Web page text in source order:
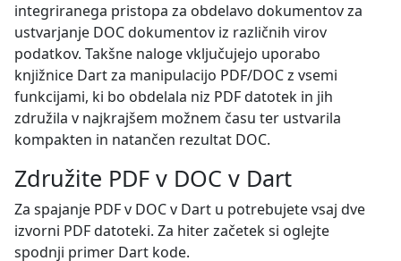
integriranega pristopa za obdelavo dokumentov za
ustvarjanje DOC dokumentov iz različnih virov
podatkov. Takšne naloge vključujejo uporabo
knjižnice Dart za manipulacijo PDF/DOC z vsemi
funkcijami, ki bo obdelala niz PDF datotek in jih
združila v najkrajšem možnem času ter ustvarila
kompakten in natančen rezultat DOC.
Združite PDF v DOC v Dart
Za spajanje PDF v DOC v Dart u potrebujete vsaj dve
izvorni PDF datoteki. Za hiter začetek si oglejte
spodnji primer Dart kode.